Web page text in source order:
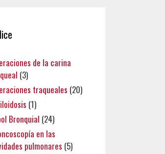
de la carina
(3)
traqueales (20)
(1)
Bronquial (24)
en las
pulmonares (5)